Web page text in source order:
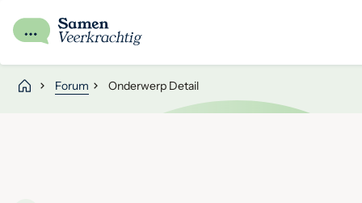
Forum Onderwerp Detail